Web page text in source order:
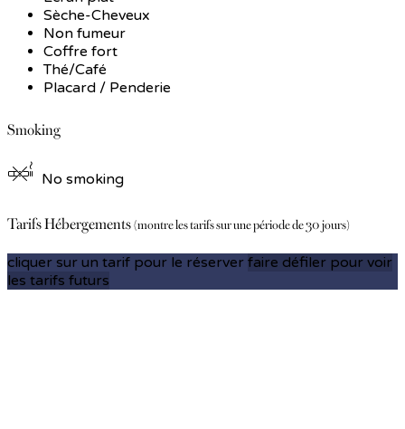
Sèche-Cheveux
Non fumeur
Coffre fort
Thé/Café
Placard / Penderie
Smoking
No smoking
Tarifs Hébergements(montre les tarifs sur une période de 30 jours)
cliquer sur un tarif pour le réserver faire défiler pour voir
les tarifs futurs